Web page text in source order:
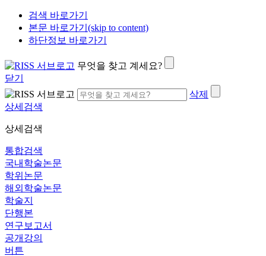
검색 바로가기
본문 바로가기(skip to content)
하단정보 바로가기
무엇을 찾고 계세요?
닫기
삭제
상세검색
상세검색
통합검색
국내학술논문
학위논문
해외학술논문
학술지
단행본
연구보고서
공개강의
버튼